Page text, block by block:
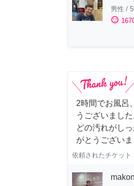
男性 /
sentiment_satisfied
2時間でお風呂
うございまし
どの汚れがし
がとうござい
依頼されたチケット
makon